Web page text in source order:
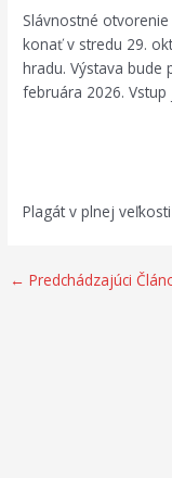
Slávnostné
konať v stredu 29.
hradu. Výstava bude
februára 2026. Vstup
Plagát v plnej veľkosti
← Predchádzajúci